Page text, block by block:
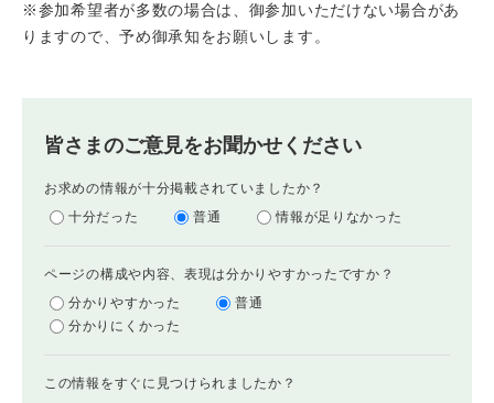
※参加希望者が多数の場合は、御参加いただけない場合があ
りますので、予め御承知をお願いします。
皆さまのご意見をお聞かせください
お求めの情報が十分掲載されていましたか？
十分だった
普通 情報が足りなかった
ページの構成や内容、表現は分かりやすかったですか？
分かりやすかった
普通
分かりにくかった
この情報をすぐに見つけられましたか？